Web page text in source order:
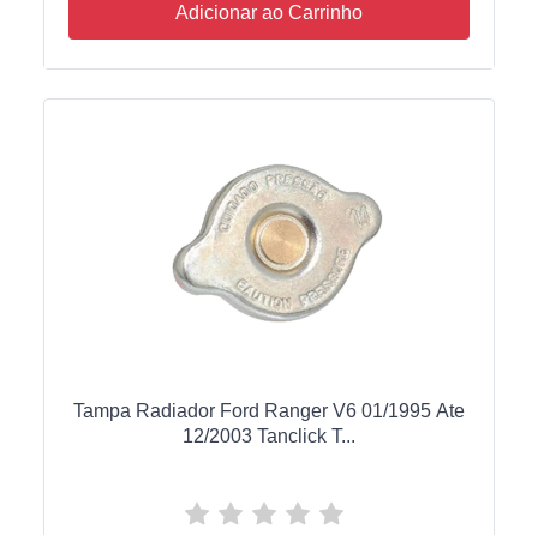
Adicionar ao Carrinho
Tampa Radiador Ford Ranger V6 01/1995 Ate
12/2003 Tanclick T...